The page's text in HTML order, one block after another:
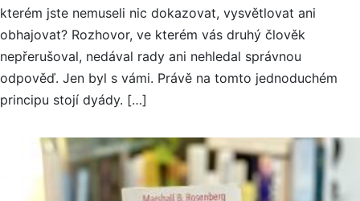
kterém jste nemuseli nic dokazovat, vysvětlovat ani
obhajovat? Rozhovor, ve kterém vás druhý člověk
nepřerušoval, nedával rady ani nehledal správnou
odpověď. Jen byl s vámi. Právě na tomto jednoduchém
principu stojí dyády. […]